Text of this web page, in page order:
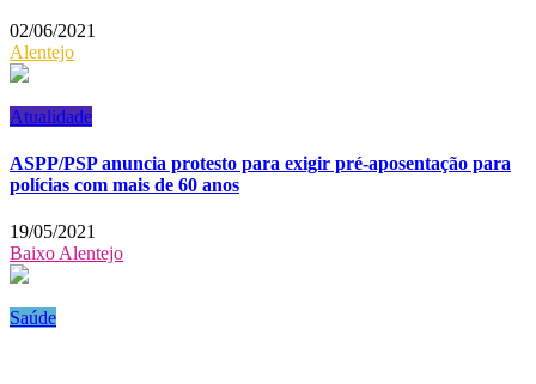
02/06/2021
Alentejo
Atualidade
ASPP/PSP anuncia protesto para exigir pré-aposentação para
polícias com mais de 60 anos
19/05/2021
Baixo Alentejo
Saúde